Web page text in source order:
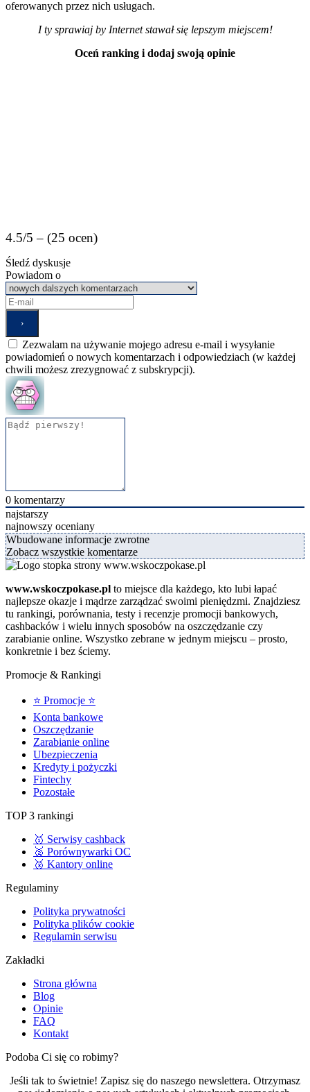
oferowanych przez nich usługach.
I ty sprawiaj by Internet stawał się lepszym miejscem!
Oceń ranking i dodaj swoją opinie
4.5/5 – (25 ocen)
Śledź dyskusje
Powiadom o
Zezwalam na używanie mojego adresu e-mail i wysyłanie
powiadomień o nowych komentarzach i odpowiedziach (w każdej
chwili możesz zrezygnować z subskrypcji).
0 komentarzy
najstarszy
najnowszy oceniany
Wbudowane informacje zwrotne
Zobacz wszystkie komentarze
www.wskoczpokase.pl to miejsce dla każdego, kto lubi łapać
najlepsze okazje i mądrze zarządzać swoimi pieniędzmi. Znajdziesz
tu rankingi, porównania, testy i recenzje promocji bankowych,
cashbacków i wielu innych sposobów na oszczędzanie czy
zarabianie online. Wszystko zebrane w jednym miejscu – prosto,
konkretnie i bez ściemy.
Promocje & Rankingi
⭐ Promocje ⭐
Konta bankowe
Oszczędzanie
Zarabianie online
Ubezpieczenia
Kredyty i pożyczki
Fintechy
Pozostałe
TOP 3 rankingi
🥇 Serwisy cashback
🥈 Porównywarki OC
🥉 Kantory online
Regulaminy
Polityka prywatności
Polityka plików cookie
Regulamin serwisu
Zakładki
Strona główna
Blog
Opinie
FAQ
Kontakt
Podoba Ci się co robimy?
Jeśli tak to świetnie! Zapisz się do naszego newslettera. Otrzymasz